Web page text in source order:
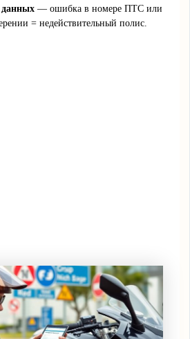
данных — ошибка в номере ПТС или
= недействительный полис.